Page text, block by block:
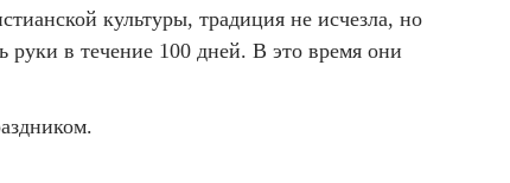
культуры, традиция не исчезла, но
руки в течение 100 дней. В это время они